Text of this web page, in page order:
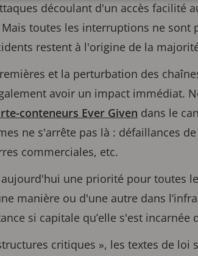
découlant d'un accès facilité
toutes les interruptions ne sont
restent à l'origine de la
et la perturbation des
avoir un impact immédiat.
conteneurs Ever Given dans le
ne s'arrête pas là : défaillances
commerciales, etc.
une priorité pour toutes
manière ou d'une autre dans
si capitale qu’elle s'est
critiques », les textes de loi